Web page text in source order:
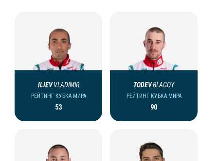
ILIEV VLADIMIR
РЕЙТИНГ КУБКА МИРА
53
TODEVBLAGOY
РЕЙТИНГ КУБКА МИРА
90